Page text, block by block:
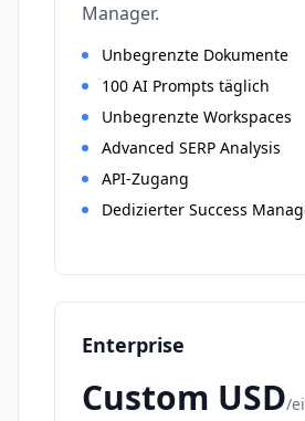
Manager.
Unbegrenzte Dokumente
100 AI Prompts täglich
Unbegrenzte Workspaces
Advanced SERP Analysis
API-Zugang
Dedizierter Success
Enterprise
Custom USD/